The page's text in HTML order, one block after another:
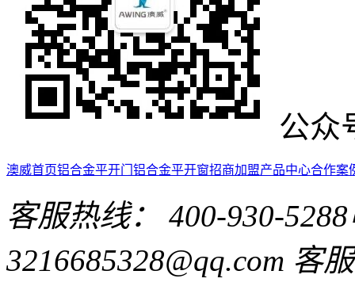
公众
澳威首页铝合金平开门 铝合金平开窗招商加盟产品中心合作案
客服热线： 400-930-5288
3216685328@qq.com 客